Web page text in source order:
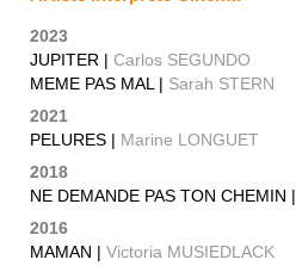
2023
JUPITER | Carlos SEGUNDO
MEME PAS MAL | Sarah STERN
2021
PELURES | Marine LONGUET
2018
NE DEMANDE PAS TON CHEMIN |
2016
MAMAN | Victoria MUSIEDLACK